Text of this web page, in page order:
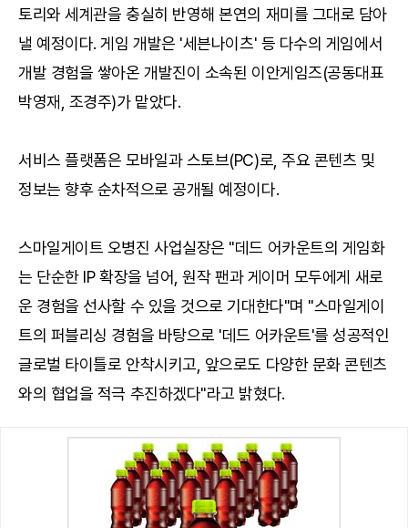
토리와 세계관을 충실히 반영해 본연의 재미를 그대로 담아
낼 예정이다. 게임 개발은 '세븐나이츠' 등 다수의 게임에서
개발 경험을 쌓아온 개발진이 소속된 이안게임즈(공동대표
박영재, 조경주)가 맡았다.
서비스 플랫폼은 모바일과 스토브(PC)로, 주요 콘텐츠 및
정보는 향후 순차적으로 공개될 예정이다.
스마일게이트 오병진 사업실장은 "데드 어카운트의 게임화
는 단순한 IP 확장을 넘어, 원작 팬과 게이머 모두에게 새로
운 경험을 선사할 수 있을 것으로 기대한다"며 "스마일게이
트의 퍼블리싱 경험을 바탕으로 '데드 어카운트'를 성공적인
글로벌 타이틀로 안착시키고, 앞으로도 다양한 문화 콘텐츠
와의 협업을 적극 추진하겠다"라고 밝혔다.